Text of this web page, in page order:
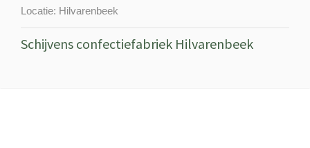
Locatie: Hilvarenbeek
Schijvens confectiefabriek Hilvarenbeek